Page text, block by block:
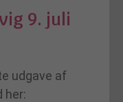
9. juli
udgave af
her: